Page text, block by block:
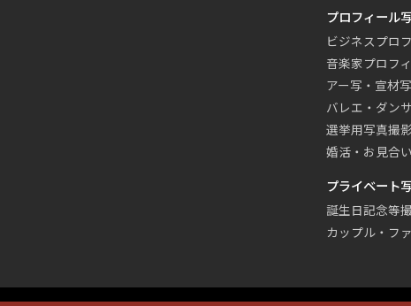
プロフィール
ビジネスプロ
音楽家プロフ
アー写・宣材
バレエ・ダン
選挙用写真撮影
婚活・お見合
プライベート
誕生日記念等
カップル・フ